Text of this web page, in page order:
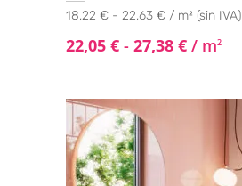
18,22 € - 22,63 € / m² (sin IVA)
22,05 € - 27,38 € / m2